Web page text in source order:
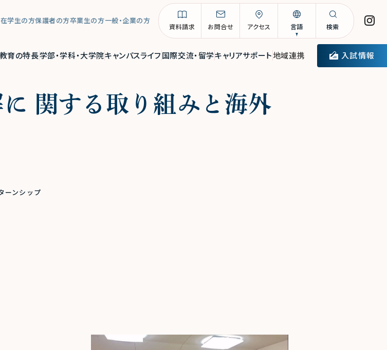
在学生の方保護者の方卒業生の方一般・企業の方
資料請求 お問合せ アクセス 言語 検索
教育の特長学部・学科・大学院キャンパスライフ国際交流・留学キャリアサポート地域連携 入試情報
関する取り組みと海外
ーンシップ